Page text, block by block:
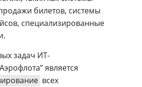
билетов, системы
специализированные
задач ИТ-
является
всех